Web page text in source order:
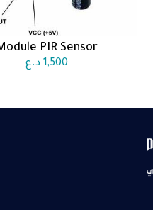
اضف الى السلة
PIR Sensor
1,500 د.ع